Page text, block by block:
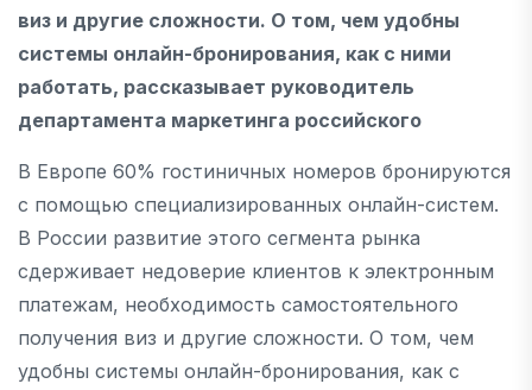
виз и другие сложности. О том, чем удобны
системы онлайн-бронирования, как с ними
работать, рассказывает руководитель
департамента маркетинга российского
В Европе 60% гостиничных номеров бронируются
с помощью специализированных онлайн-систем.
В России развитие этого сегмента рынка
сдерживает недоверие клиентов к электронным
платежам, необходимость самостоятельного
получения виз и другие сложности. О том, чем
удобны системы онлайн-бронирования, как с